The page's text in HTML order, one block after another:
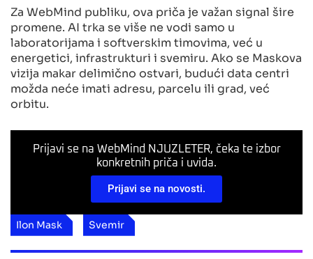
Za WebMind publiku, ova priča je važan signal šire
promene. AI trka se više ne vodi samo u
laboratorijama i softverskim timovima, već u
energetici, infrastrukturi i svemiru. Ako se Maskova
vizija makar delimično ostvari, budući data centri
možda neće imati adresu, parcelu ili grad, već
orbitu.
Prijavi se na WebMind NJUZLETER, čeka te izbor
konkretnih priča i uvida.
Prijavi se na novosti.
Ilon Mask Svemir